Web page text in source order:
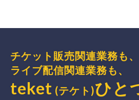
チケット販売関連業務も、
ライブ配信関連業務も、
teket (テケト)ひと